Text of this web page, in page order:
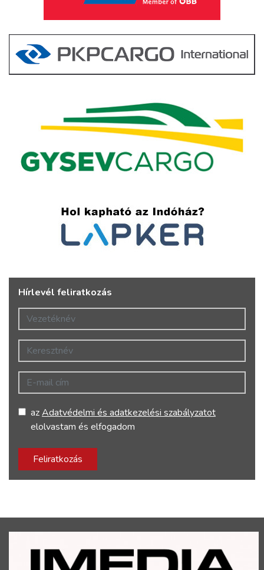
Hírlevél feliratkozás
Vezetéknév
Keresztnév
E-mail cím
azAdatvédelmi és adatkezelési szabályzatot
elolvastam és elfogadom
Feliratkozás